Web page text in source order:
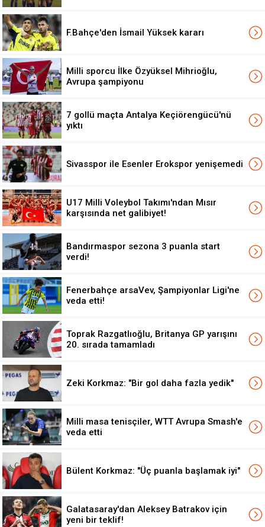
F.Bahçe'den İsmail Yüksek kararı
Milli sporcu İlke Özyüksel Mihrioğlu,
Avrupa şampiyonu
7 gollü maçta Antalya Keçiörengücü'nü
yıktı
Sivasspor ile Esenler Erokspor yenişemedi
U17 Milli Voleybol Takımı'ndan Mısır
karşısında net galibiyet!
Bandırmaspor sezona 3 puanla start
verdi!
Fenerbahçe arsaVev, Şampiyonlar Ligi'ne
veda etti!
Toprak Razgatlıoğlu, Britanya GP yarışını
20. sırada tamamladı
Zeki Korkmaz: "Bir gol daha fazla yedik"
Milli masa tenisçiler, WTT Avrupa Smash'e
veda etti
Bülent Korkmaz: "Üç puanla başlamak iyi"
Galatasaray'dan Aleksey Batrakov için
yeni bir teklif!